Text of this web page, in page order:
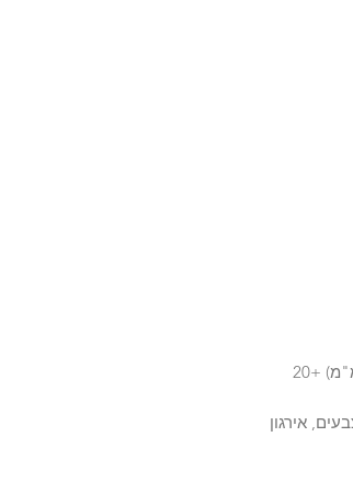
מזוודת עץ שבתוכה לוח מגנטי +40 צורות צבעוניות בעלות מגנט (עובי 8 מ"מ) +20
אירגון